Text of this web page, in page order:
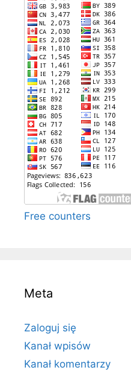
Free counters
Meta
Zaloguj się
Kanał wpisów
Kanał komentarzy